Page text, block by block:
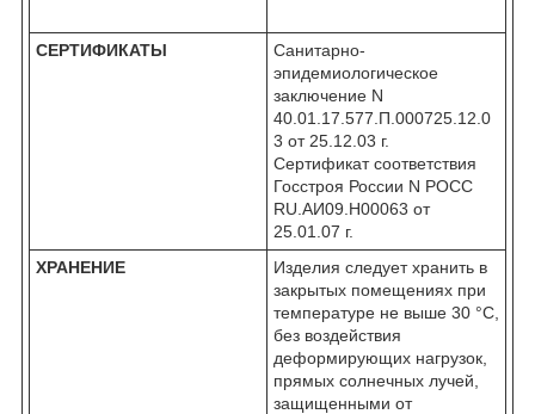
СЕРТИФИКАТЫ
Санитарно-
эпидемиологическое
заключение N
40.01.17.577.П.000725.12.0
3 от 25.12.03 г.
Сертификат соответствия
Госстроя России N POCC
RU.АИ09.Н00063 от
25.01.07 г.
ХРАНЕНИЕ
Изделия следует хранить в
закрытых помещениях при
температуре не выше 30 °С,
без воздействия
деформирующих нагрузок,
прямых солнечных лучей,
защищенными от